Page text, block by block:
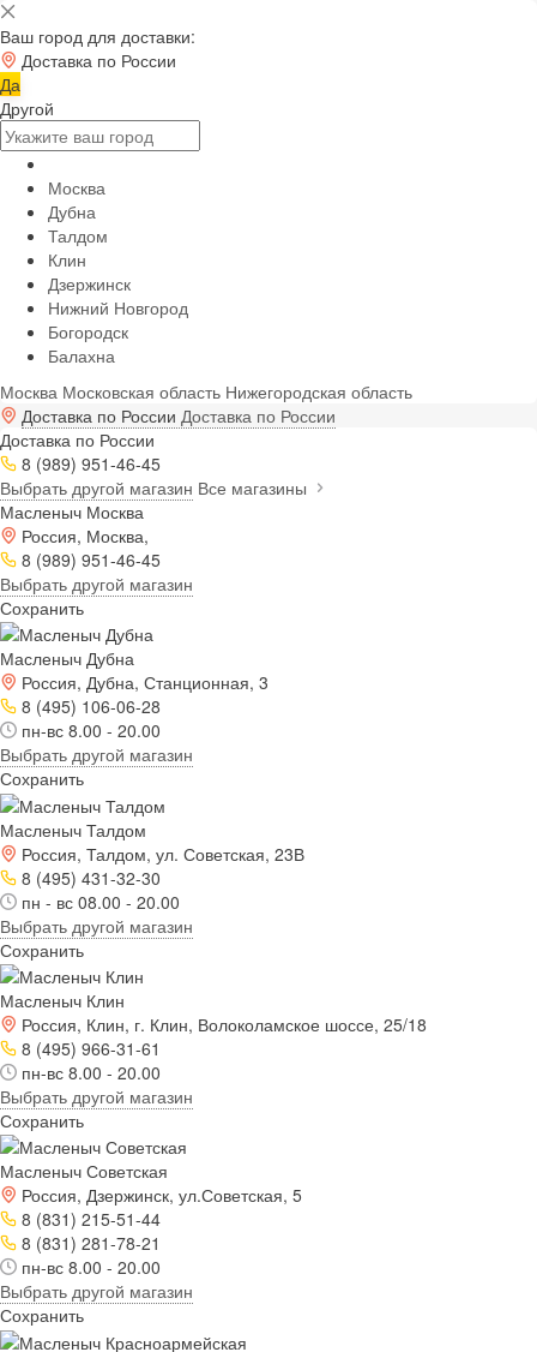
Ваш город для доставки:
Доставка по России
Да
Другой
Москва
Дубна
Талдом
Клин
Дзержинск
Нижний Новгород
Богородск
Балахна
Москва Московская область Нижегородская область
Доставка по России Доставка по России
Доставка по России
8 (989) 951-46-45
Выбрать другой магазин Все магазины
Масленыч Москва
Россия, Москва,
8 (989) 951-46-45
Выбрать другой магазин
Сохранить
Масленыч Дубна
Россия, Дубна, Станционная, 3
8 (495) 106-06-28
пн-вс 8.00 - 20.00
Выбрать другой магазин
Сохранить
Масленыч Талдом
Россия, Талдом, ул. Советская, 23В
8 (495) 431-32-30
пн - вс 08.00 - 20.00
Выбрать другой магазин
Сохранить
Масленыч Клин
Россия, Клин, г. Клин, Волоколамское шоссе, 25/18
8 (495) 966-31-61
пн-вс 8.00 - 20.00
Выбрать другой магазин
Сохранить
Масленыч Советская
Россия, Дзержинск, ул.Советская, 5
8 (831) 215-51-44
8 (831) 281-78-21
пн-вс 8.00 - 20.00
Выбрать другой магазин
Сохранить